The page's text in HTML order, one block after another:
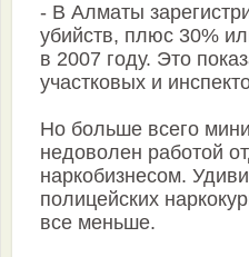
- В Алматы
убийств, плюс 30%
в 2007 году. Это
участковых и
Но больше всего
недоволен работой
наркобизнесом.
полицейских
все меньше.